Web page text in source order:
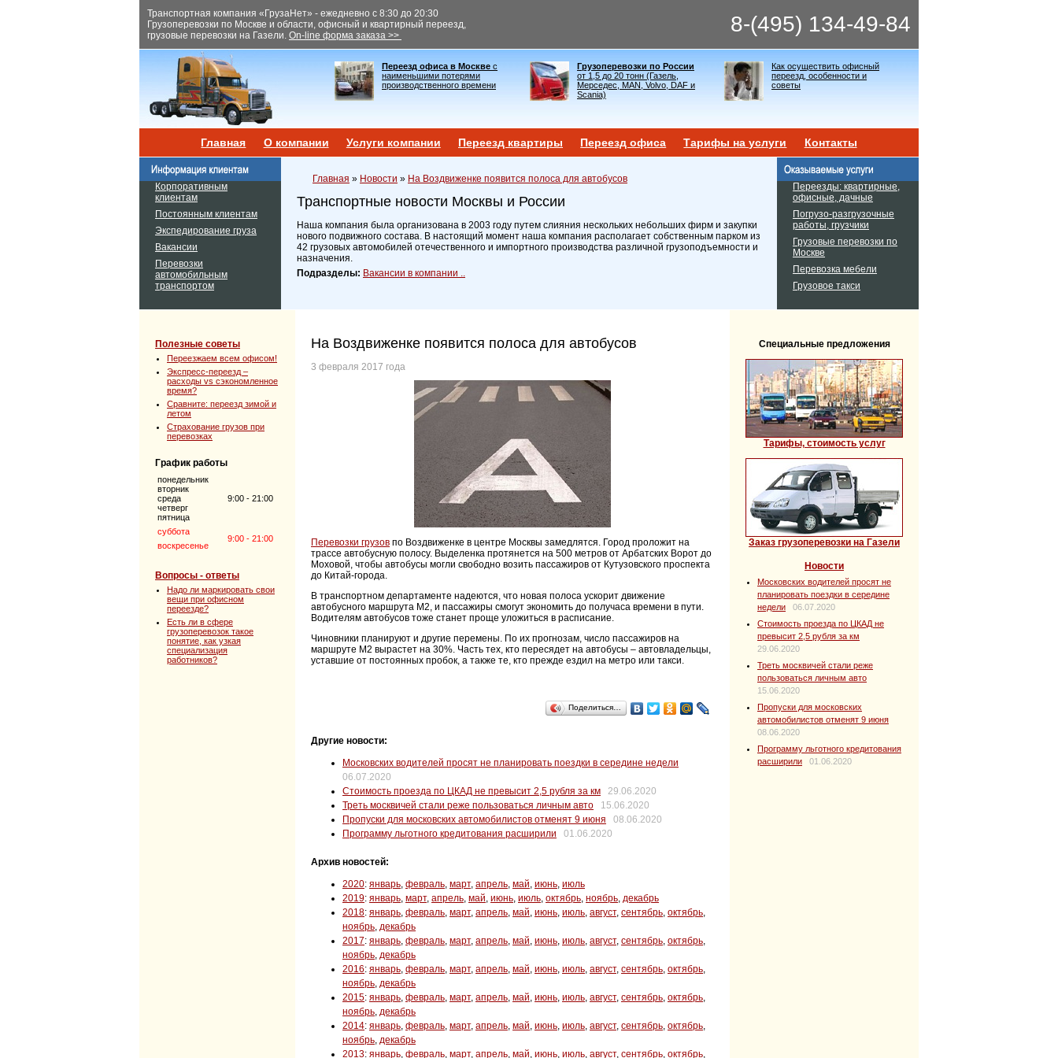
Транспортная компания «ГрузаНет» - ежедневно с 8:30 до 20:30
Грузоперевозки по Москве и области, офисный и квартирный переезд,
грузовые перевозки на Газели. On-line форма заказа >> 8-(495) 134-49-84
Переезд офиса в Москве с
наименьшими потерями
производственного времени
Грузоперевозки по России
от 1,5 до 20 тонн (Газель,
Мерседес, MAN, Volvo, DAF и
Scania)
Как осуществить офисный
переезд, особенности и
советы
Главная О компании Услуги компании Переезд квартиры Переезд офиса Тарифы на услуги Контакты
Корпоративным
клиентам
Постоянным клиентам
Экспедирование груза
Вакансии
Перевозки
автомобильным
транспортом
Главная » Новости » На Воздвиженке появится полоса для автобусов
Транспортные новости Москвы и России
Наша компания была организована в 2003 году путем слияния нескольких небольших фирм и закупки
нового подвижного состава. В настоящий момент наша компания располагает собственным парком из
42 грузовых автомобилей отечественного и импортного производства различной грузоподъемности и
назначения.
Подразделы: Вакансии в компании ..
Переезды: квартирные,
офисные, дачные
Погрузо-разгрузочные
работы, грузчики
Грузовые перевозки по
Москве
Перевозка мебели
Грузовое такси
Полезные советы
Переезжаем всем офисом!
Экспресс-переезд –
расходы vs сэкономленное
время?
Сравните: переезд зимой и
летом
Страхование грузов при
перевозках
График работы
понедельник
вторник
среда
четверг
пятница
9:00 - 21:00
суббота
9:00 - 21:00
воскресенье
Вопросы - ответы
Надо ли маркировать свои
вещи при офисном
переезде?
Есть ли в сфере
грузоперевозок такое
понятие, как узкая
специализация
работников?
На Воздвиженке появится полоса для автобусов
3 февраля 2017 года
Перевозки грузов по Воздвиженке в центре Москвы замедлятся. Город проложит на
трассе автобусную полосу. Выделенка протянется на 500 метров от Арбатских Ворот до
Моховой, чтобы автобусы могли свободно возить пассажиров от Кутузовского проспекта
до Китай-города.
В транспортном департаменте надеются, что новая полоса ускорит движение
автобусного маршрута М2, и пассажиры смогут экономить до получаса времени в пути.
Водителям автобусов тоже станет проще уложиться в расписание.
Чиновники планируют и другие перемены. По их прогнозам, число пассажиров на
маршруте М2 вырастет на 30%. Часть тех, кто пересядет на автобусы – автовладельцы,
уставшие от постоянных пробок, а также те, кто прежде ездил на метро или такси.
Поделиться…
Другие новости:
Московских водителей просят не планировать поездки в середине недели
06.07.2020
Стоимость проезда по ЦКАД не превысит 2,5 рубля за км
29.06.2020
Треть москвичей стали реже пользоваться личным авто
15.06.2020
Пропуски для московских автомобилистов отменят 9 июня
08.06.2020
Программу льготного кредитования расширили
01.06.2020
Архив новостей:
2020: январь, февраль, март, апрель, май, июнь, июль
2019: январь, март, апрель, май, июнь, июль, октябрь, ноябрь, декабрь
2018: январь, февраль, март, апрель, май, июнь, июль, август, сентябрь, октябрь,
ноябрь, декабрь
2017: январь, февраль, март, апрель, май, июнь, июль, август, сентябрь, октябрь,
ноябрь, декабрь
2016: январь, февраль, март, апрель, май, июнь, июль, август, сентябрь, октябрь,
ноябрь, декабрь
2015: январь, февраль, март, апрель, май, июнь, июль, август, сентябрь, октябрь,
ноябрь, декабрь
2014: январь, февраль, март, апрель, май, июнь, июль, август, сентябрь, октябрь,
ноябрь, декабрь
2013: январь, февраль, март, апрель, май, июнь, июль, август, сентябрь, октябрь,
Специальные предложения
Тарифы, стоимость услуг
Заказ грузоперевозки на Газели
Новости
Московских водителей просят не
планировать поездки в середине
недели
06.07.2020
Стоимость проезда по ЦКАД не
превысит 2,5 рубля за км
29.06.2020
Треть москвичей стали реже
пользоваться личным авто
15.06.2020
Пропуски для московских
автомобилистов отменят 9 июня
08.06.2020
Программу льготного кредитования
расширили
01.06.2020